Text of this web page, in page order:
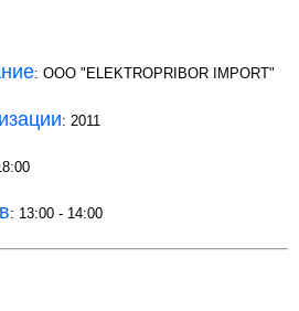
: ООО "ELEKTROPRIBOR IMPORT"
: 2011
: 13:00 - 14:00